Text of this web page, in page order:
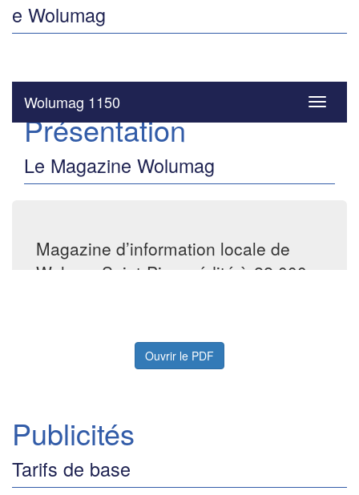
e Wolumag
Ouvrir le PDF
Publicités
Tarifs de base